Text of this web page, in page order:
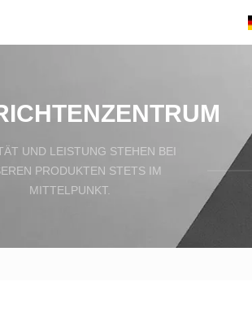
UND LEISTUNG STEHEN BEI
PRODUKTEN STETS IM
MITTELPUNKT.